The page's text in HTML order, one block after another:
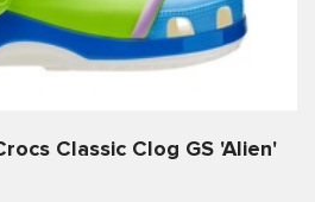
Classic Clog GS 'Alien'